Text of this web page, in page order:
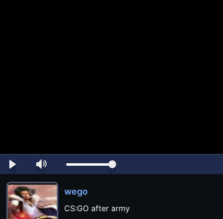
wego
CS:GO after army